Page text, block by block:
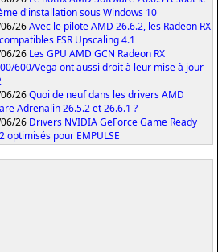
d'installation sous Windows 10
26Avec le pilote AMD 26.6.2, les Radeon RX
FSR Upscaling 4.1
26 Les GPU AMD GCN Radeon RX
600/Vega ont aussi droit à leur mise à jour
26Quoi de neuf dans les drivers AMD
Adrenalin 26.5.2 et 26.6.1 ?
26 Drivers NVIDIA GeForce Game Ready
optimisés pour EMPULSE